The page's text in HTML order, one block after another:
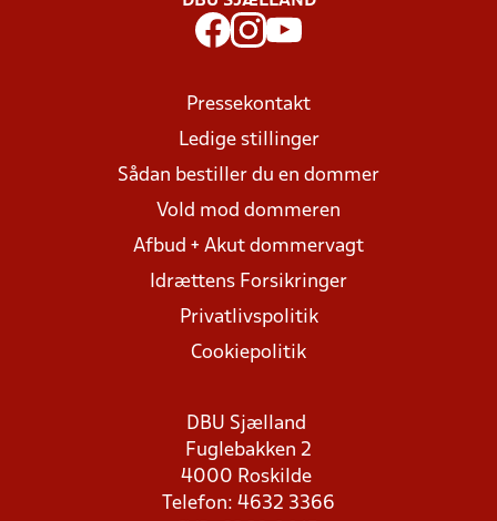
Pressekontakt
Ledige stillinger
Sådan bestiller du en dommer
Vold mod dommeren
Afbud + Akut dommervagt
Idrættens Forsikringer
Privatlivspolitik
Cookiepolitik
DBU Sjælland
Fuglebakken 2
4000 Roskilde
Telefon: 4632 3366